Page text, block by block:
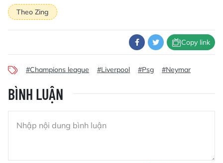
Theo Zing
Copy link
#Champions league #Liverpool #Psg #Neymar
BÌNH LUẬN